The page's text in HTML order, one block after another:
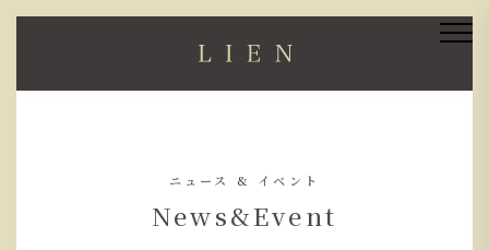
ニュース & イベント
News&Event